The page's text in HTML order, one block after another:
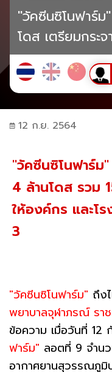
"วัคซีนซิโนฟาร์
โดส เตรียมกระ
12 ก.ย. 2564
"วัคซีนซิโนฟาร์ม
4 ล้านโดส รวม
ให้องค์กร และโ
3
"วัคซีนซิโนฟาร์ม" ถึง
พยาบาลจุฬาภรณ์ รา
ข้อความ เมื่อวันที่ 12
ฟาร์ม" ลอตที่ 9 จำน
อากาศยานสุวรรณภูมิ